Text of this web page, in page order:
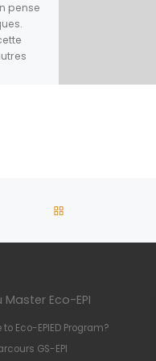
pense
RETOUR À LA
Eco-EPI
Eco-EPIED Program?
GS-EPI